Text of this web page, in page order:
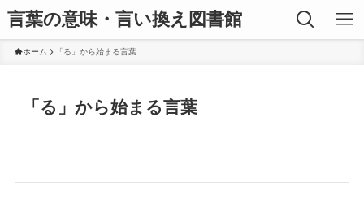
言葉の意味・言い換え図書館
ホーム 「る」から始まる言葉
「る」から始まる言葉